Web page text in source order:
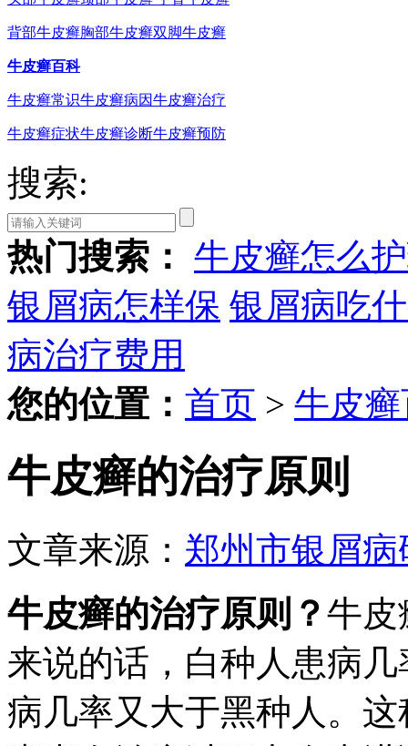
背部牛皮癣胸部牛皮癣双脚牛皮癣
牛皮癣百科
牛皮癣常识牛皮癣病因牛皮癣治疗
牛皮癣症状牛皮癣诊断牛皮癣预防
搜索:
热门搜索： 牛皮癣怎么
银屑病怎样保 银屑病吃
病治疗费用
您的位置： 首页 > 牛皮
牛皮癣的治疗原则
文章来源： 郑州市银屑病
牛皮癣的治疗原则？ 牛皮
来说的话，白种人患病
病几率又大于黑种人。